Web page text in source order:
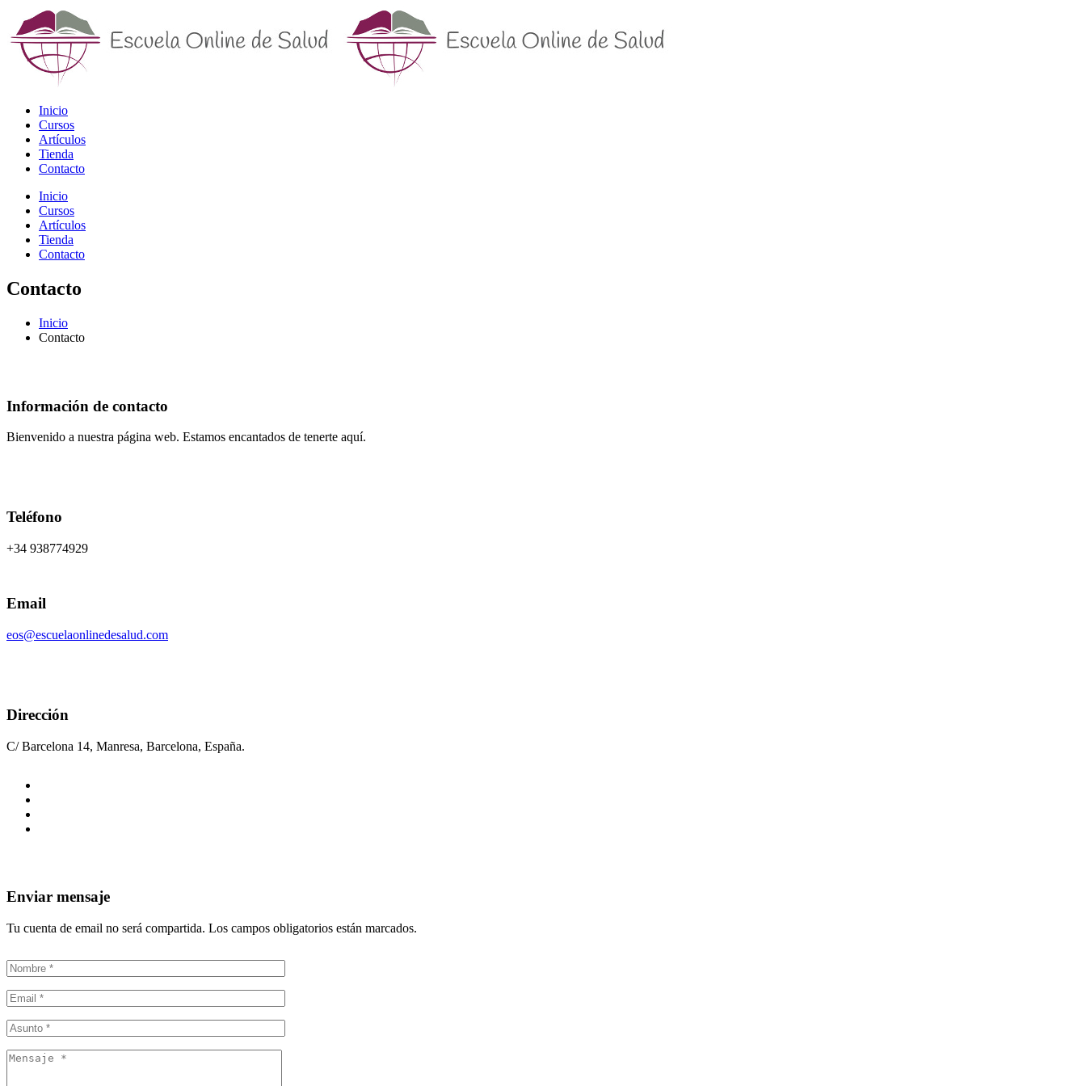
Inicio
Cursos
Artículos
Tienda
Contacto
Inicio
Cursos
Artículos
Tienda
Contacto
Contacto
Inicio
Contacto
Información de contacto
Bienvenido a nuestra página web. Estamos encantados de tenerte aquí.
Teléfono
+34 938774929
Email
eos@escuelaonlinedesalud.com
Dirección
C/ Barcelona 14, Manresa, Barcelona, España.
Enviar mensaje
Tu cuenta de email no será compartida. Los campos obligatorios están marcados.